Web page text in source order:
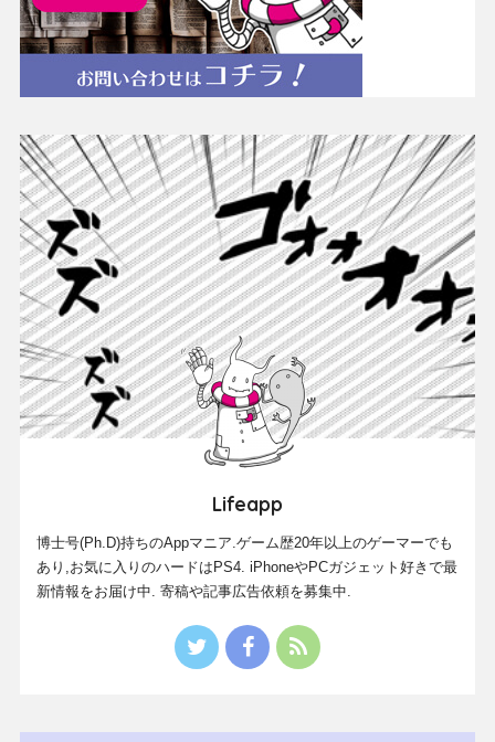
Lifeapp
博士号(Ph.D)持ちのAppマニア.ゲーム歴20年以上のゲーマーでも
あり,お気に入りのハードはPS4. iPhoneやPCガジェット好きで最
新情報をお届け中. 寄稿や記事広告依頼を募集中.